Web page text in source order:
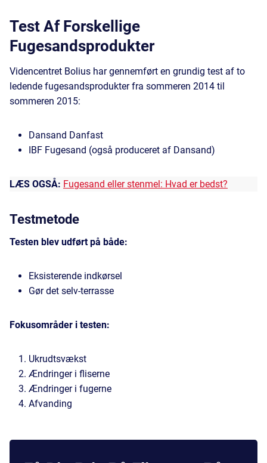
Test Af Forskellige
Fugesandsprodukter
Videncentret Bolius har gennemført en grundig test af to
ledende fugesandsprodukter fra sommeren 2014 til
sommeren 2015:
Dansand Danfast
IBF Fugesand (også produceret af Dansand)
LÆS OGSÅ: Fugesand eller stenmel: Hvad er bedst?
Testmetode
Testen blev udført på både:
Eksisterende indkørsel
Gør det selv-terrasse
Fokusområder i testen:
Ukrudtsvækst
Ændringer i fliserne
Ændringer i fugerne
Afvanding